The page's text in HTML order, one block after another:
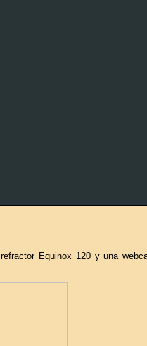
Equinox 120 y una